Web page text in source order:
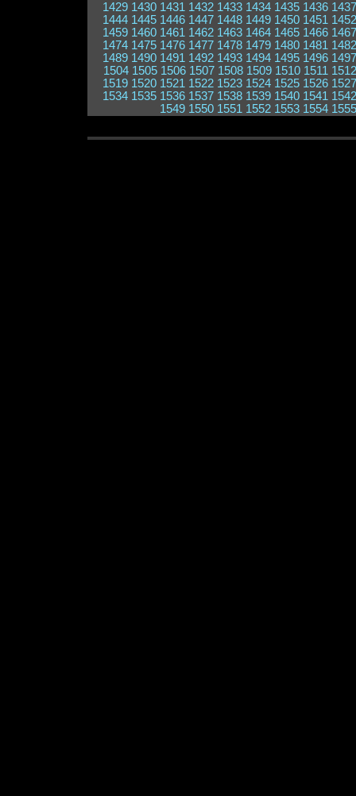
1429 1430 1431 1432 1433 1434 1435 1436 1437
1444 1445 1446 1447 1448 1449 1450 1451 1452
1459 1460 1461 1462 1463 1464 1465 1466 1467
1474 1475 1476 1477 1478 1479 1480 1481 1482
1489 1490 1491 1492 1493 1494 1495 1496 1497
1504 1505 1506 1507 1508 1509 1510 1511 1512
1519 1520 1521 1522 1523 1524 1525 1526 1527
1534 1535 1536 1537 1538 1539 1540 1541 1542
1549 1550 1551 1552 1553 1554 1555